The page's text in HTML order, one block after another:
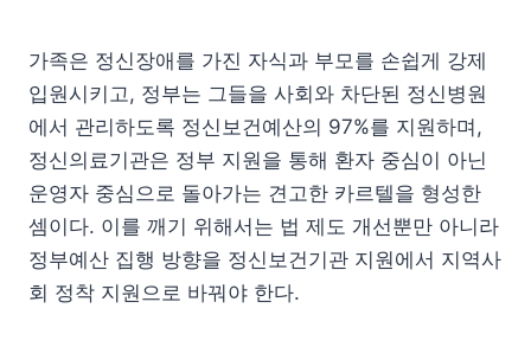
가족은 정신장애를 가진 자식과 부모를 손쉽게 강제
입원시키고, 정부는 그들을 사회와 차단된 정신병원
에서 관리하도록 정신보건예산의 97%를 지원하며,
정신의료기관은 정부 지원을 통해 환자 중심이 아닌
운영자 중심으로 돌아가는 견고한 카르텔을 형성한
셈이다. 이를 깨기 위해서는 법 제도 개선뿐만 아니라
정부예산 집행 방향을 정신보건기관 지원에서 지역사
회 정착 지원으로 바꿔야 한다.